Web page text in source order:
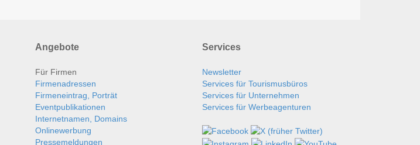
Angebote
Für Firmen
Firmenadressen
Firmeneintrag, Porträt
Eventpublikationen
Internetnamen, Domains
Onlinewerbung
Pressemeldungen
Services
Newsletter
Services für Tourismusbüros
Services für Unternehmen
Services für Werbeagenturen